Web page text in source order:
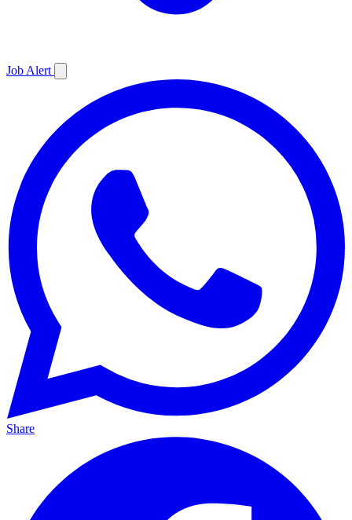
Job Alert
Share